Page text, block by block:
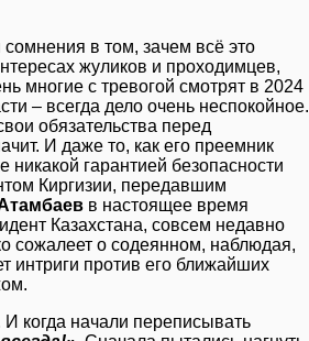
сомнения в том, зачем всё это
жуликов и проходимцев,
многие с тревогой смотрят в 2024
– всегда дело очень неспокойное.
обязательства перед
И даже то, как его преемник
никакой гарантией безопасности
Киргизии, передавшим
в настоящее время
Казахстана, совсем недавно
сожалеет о содеянном, наблюдая,
интриги против его ближайших
когда начали переписывать